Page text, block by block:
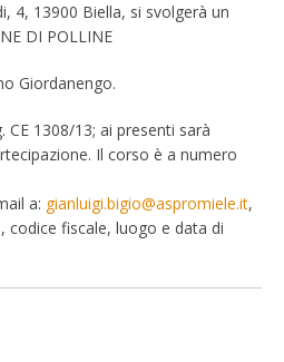
4, 13900 Biella, si svolgerà un
DI POLLINE
Giordanengo.
1308/13; ai presenti sarà
Il corso è a numero
a: gianluigi.bigio@aspromiele.it,
codice fiscale, luogo e data di